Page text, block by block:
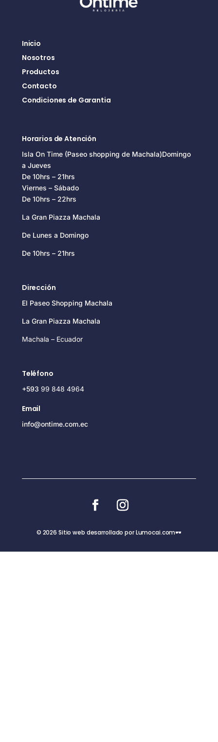
Inicio
Nosotros
Productos
Contacto
Condiciones de Garantia
Horarios de Atención
Isla On Time (Paseo shopping de Machala)Domingo
a Jueves
De 10hrs – 21hrs
Viernes – Sábado
De 10hrs – 22hrs
La Gran Piazza Machala
De Lunes a Domingo
De 10hrs – 21hrs
Dirección
El Paseo Shopping Machala
La Gran Piazza Machala
Machala – Ecuador
Teléfono
+593 99 848 4964
Email
info@ontime.com.ec
© 2026 Sitio web desarrollado por Lumocai.com🕶️